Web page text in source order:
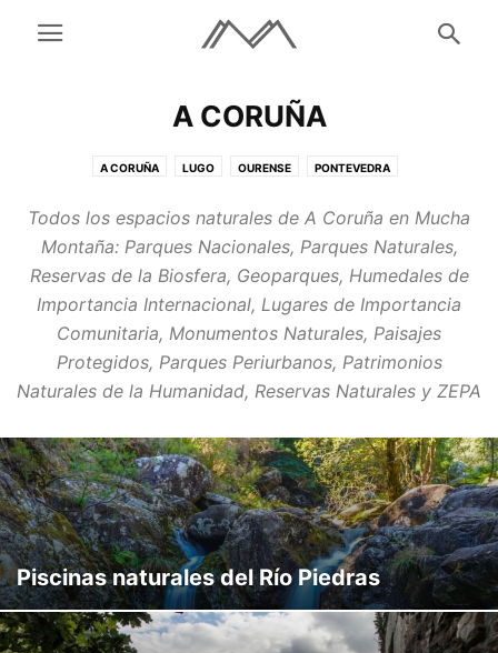
A CORUÑA
A CORUÑA LUGO OURENSE PONTEVEDRA
Todos los espacios naturales de A Coruña en Mucha
Montaña: Parques Nacionales, Parques Naturales,
Reservas de la Biosfera, Geoparques, Humedales de
Importancia Internacional, Lugares de Importancia
Comunitaria, Monumentos Naturales, Paisajes
Protegidos, Parques Periurbanos, Patrimonios
Naturales de la Humanidad, Reservas Naturales y ZEPA
Piscinas naturales del Río Piedras